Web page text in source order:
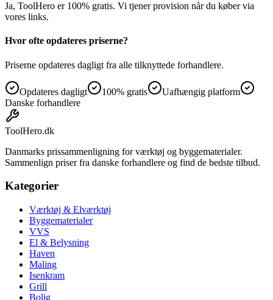
Ja, ToolHero er 100% gratis. Vi tjener provision når du køber via
vores links.
Hvor ofte opdateres priserne?
Priserne opdateres dagligt fra alle tilknyttede forhandlere.
Opdateres dagligt 100% gratis
Uafhængig platform
Danske forhandlere
ToolHero.dk
Danmarks prissammenligning for værktøj og byggematerialer.
Sammenlign priser fra danske forhandlere og find de bedste tilbud.
Kategorier
Værktøj & Elværktøj
Byggematerialer
VVS
El & Belysning
Haven
Maling
Isenkram
Grill
Bolig